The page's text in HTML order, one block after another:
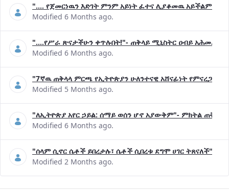
".... የጀመርነዉን እድገት ምንም አይነት ፈተና ሊያቆመዉ አይችልም"-
Modified 6 Months ago.
"....የሥራ ጽናታችሁን ቀጥሉበት!"- ጠቅላይ ሚኒስትር ዐብይ አሕመድ (ዶ/
Modified 6 Months ago.
"7ኛዉ ጠቅላላ ምርጫ የኢትዮጵያን ሁለንተናዊ አሸናፊነት
Modified 5 Months ago.
"ለኢትዮጵያ አየር ኃይል: ሰማይ ወሰን ሆኖ አያውቅም"- ምክትል ጠቅላይ
Modified 6 Months ago.
"ሰላም ሲኖር ሴቶች ይበረታሉ፣ ሴቶች ሲበረቱ ደግሞ ሀገር ትጸናለች"-
Modified 2 Months ago.